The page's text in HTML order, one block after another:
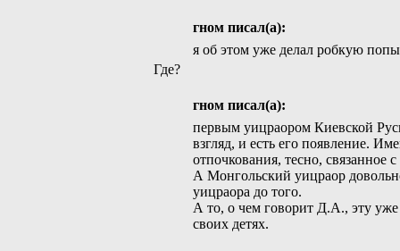
гном писал(а):
я об этом уже делал робкую
Где?
гном писал(а):
первым уицраором Киевской
взгляд, и есть его появление.
отпочкования, тесно, связанное
А Монгольский уицраор
уицраора до того.
А то, о чем говорит Д.А., эту
своих детях.